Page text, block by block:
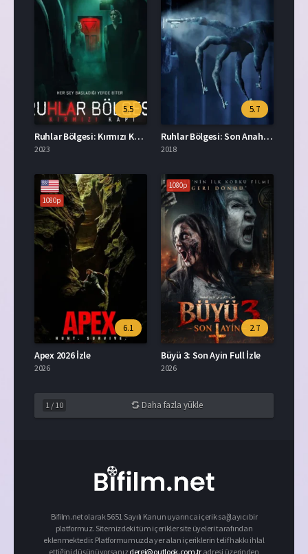
5.5
Ruhlar Bölgesi: Kırmızı Kapı Türkçe Dublaj İzle
2023
5.7
Ruhlar Bölgesi: Son Anahtar İzle
2018
1080p
6.1
Apex 2026 İzle
2026
1080p
2.7
Büyü 3: Son Ayin Full İzle
2026
1 / 10 Daha fazla yükle
Bifilm.net olarak 5651 Sayılı Kanun uyarınca içerik sağlayıcı bir
platformuz. Sitemizdeki tüm içerikler site üyeleri tarafından
eklenmektedir. Platformumuzda yer alan içeriklerin telif hakkı ihlal
ettiğini düşünüyorsanızdergi@outlook.com.tr adresi üzerinden